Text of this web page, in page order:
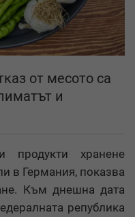
от месото са
и
продукти хранене
в Германия, показва
Към днешна дата
република